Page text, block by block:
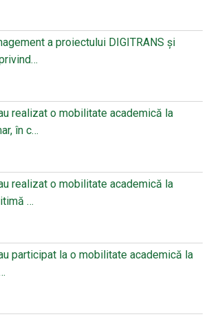
a proiectului DIGITRANS și
realizat o mobilitate academică la
în c…
realizat o mobilitate academică la
…
participat la o mobilitate academică la